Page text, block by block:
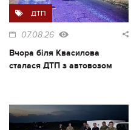
ДТП
07.08.26
Вчора біля Квасилова
сталася ДТП з автовозом